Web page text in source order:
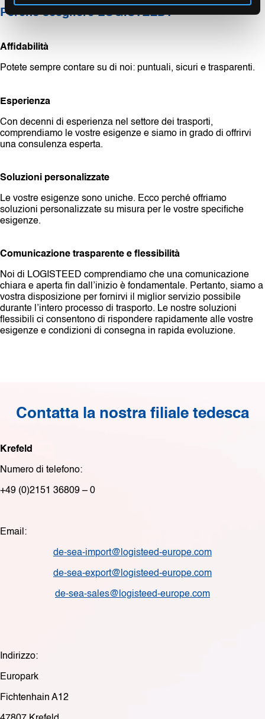
Perché scegliere LOGISTEED?
Affidabilità
Potete sempre contare su di noi: puntuali, sicuri e trasparenti.
Esperienza
Con decenni di esperienza nel settore dei trasporti,
comprendiamo le vostre esigenze e siamo in grado di offrirvi
una consulenza esperta.
Soluzioni personalizzate
Le vostre esigenze sono uniche. Ecco perché offriamo
soluzioni personalizzate su misura per le vostre specifiche
esigenze.
Comunicazione trasparente e flessibilità
Noi di LOGISTEED comprendiamo che una comunicazione
chiara e aperta fin dall’inizio è fondamentale. Pertanto, siamo a
vostra disposizione per fornirvi il miglior servizio possibile
durante l’intero processo di trasporto. Le nostre soluzioni
flessibili ci consentono di rispondere rapidamente alle vostre
esigenze e condizioni di consegna in rapida evoluzione.
Contatta la nostra filiale tedesca
Krefeld
Numero di telefono:
+49 (0)2151 36809 – 0
Email:
de-sea-import@logisteed-europe.com
de-sea-export@logisteed-europe.com
de-sea-sales@logisteed-europe.com
Indirizzo:
Europark
Fichtenhain A12